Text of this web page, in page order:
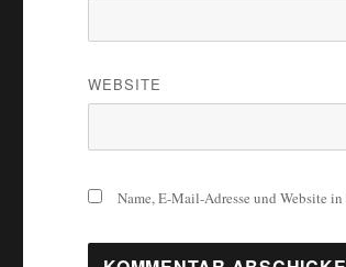
WEBSITE
Name, E-Mail-Adresse und Website